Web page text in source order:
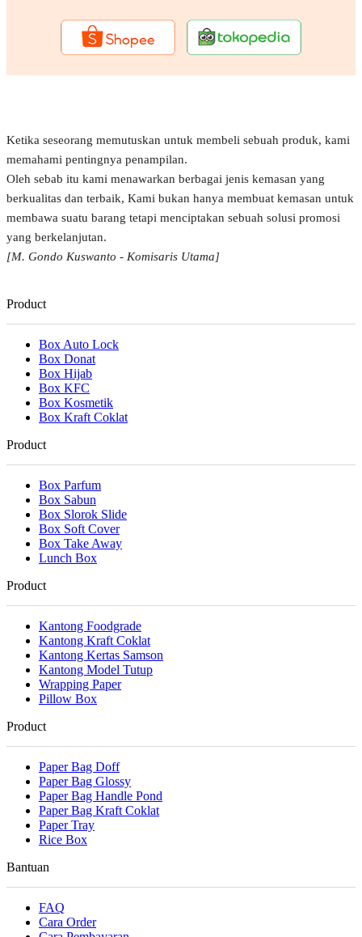
Ketika seseorang memutuskan untuk membeli sebuah produk, kami
memahami pentingnya penampilan.
Oleh sebab itu kami menawarkan berbagai jenis kemasan yang
berkualitas dan terbaik, Kami bukan hanya membuat kemasan untuk
membawa suatu barang tetapi menciptakan sebuah solusi promosi
yang berkelanjutan.
[M. Gondo Kuswanto - Komisaris Utama]
Product
Box Auto Lock
Box Donat
Box Hijab
Box KFC
Box Kosmetik
Box Kraft Coklat
Product
Box Parfum
Box Sabun
Box Slorok Slide
Box Soft Cover
Box Take Away
Lunch Box
Product
Kantong Foodgrade
Kantong Kraft Coklat
Kantong Kertas Samson
Kantong Model Tutup
Wrapping Paper
Pillow Box
Product
Paper Bag Doff
Paper Bag Glossy
Paper Bag Handle Pond
Paper Bag Kraft Coklat
Paper Tray
Rice Box
Bantuan
FAQ
Cara Order